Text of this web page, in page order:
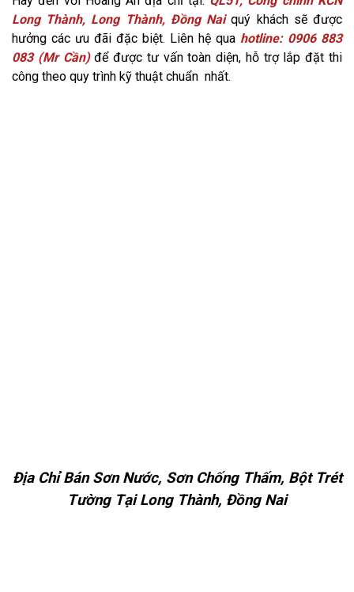
Long Thành, Long Thành, Đồng Naiquý khách sẽ được
hưởng các ưu đãi đặc biệt. Liên hệ qua hotline: 0906 883
083 (Mr Cần)để được tư vấn toàn diện, hỗ trợ lắp đặt thi
công theo quy trình kỹ thuật chuẩn nhất.
Địa Chỉ Bán Sơn Nước, Sơn Chống Thấm, Bột Trét
Tường Tại Long Thành, Đồng Nai